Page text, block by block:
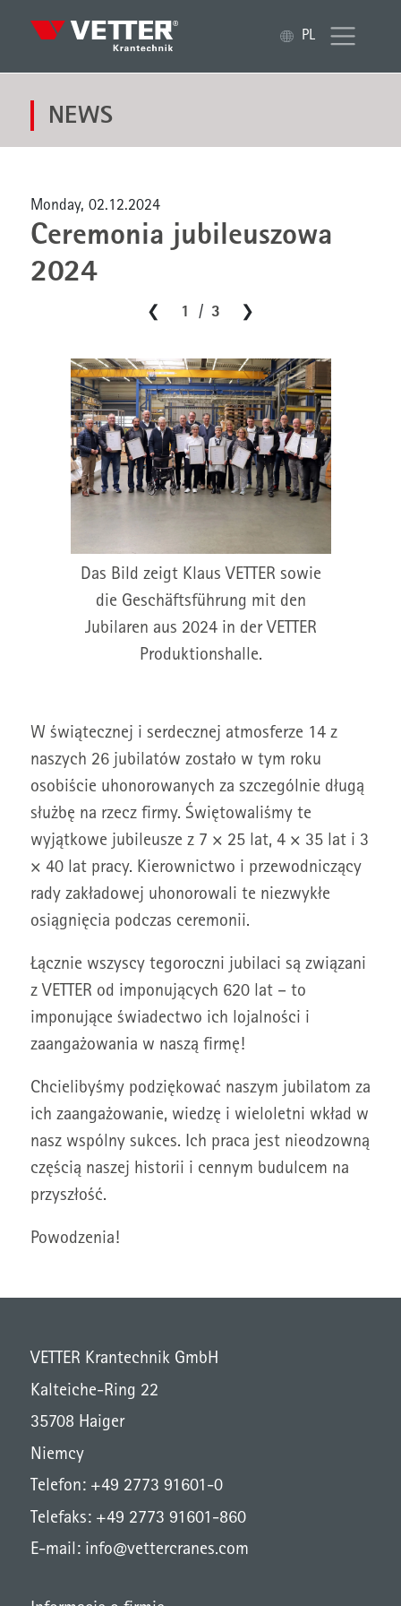
PL
NEWS
Monday, 02.12.2024
Ceremonia jubileuszowa
2024
❯ 1 / 3 ❯
Das Bild zeigt Klaus VETTER sowie
die Geschäftsführung mit den
Jubilaren aus 2024 in der VETTER
Produktionshalle.
W świątecznej i serdecznej atmosferze 14 z
naszych 26 jubilatów zostało w tym roku
osobiście uhonorowanych za szczególnie długą
służbę na rzecz firmy. Świętowaliśmy te
wyjątkowe jubileusze z 7 × 25 lat, 4 × 35 lat i 3
× 40 lat pracy. Kierownictwo i przewodniczący
rady zakładowej uhonorowali te niezwykłe
osiągnięcia podczas ceremonii.
Łącznie wszyscy tegoroczni jubilaci są związani
z VETTER od imponujących 620 lat – to
imponujące świadectwo ich lojalności i
zaangażowania w naszą firmę!
Chcielibyśmy podziękować naszym jubilatom za
ich zaangażowanie, wiedzę i wieloletni wkład w
nasz wspólny sukces. Ich praca jest nieodzowną
częścią naszej historii i cennym budulcem na
przyszłość.
Powodzenia!
VETTER Krantechnik GmbH
Kalteiche-Ring 22
35708 Haiger
Niemcy
Telefon: +49 2773 91601-0
Telefaks: +49 2773 91601-860
E-mail:info@vettercranes.com